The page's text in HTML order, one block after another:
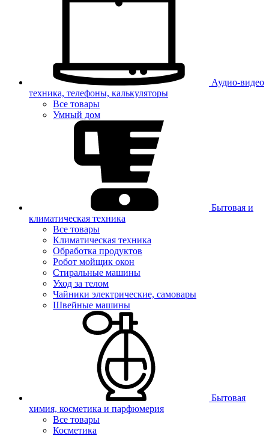
Аудио-видео
техника, телефоны, калькуляторы
Все товары
Умный дом
Бытовая и
климатическая техника
Все товары
Климатическая техника
Обработка продуктов
Робот мойщик окон
Стиральные машины
Уход за телом
Чайники электрические, самовары
Швейные машины
Бытовая
химия, косметика и парфюмерия
Все товары
Косметика